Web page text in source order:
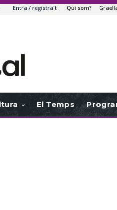
Entra / registra't Qui som?
El Temps